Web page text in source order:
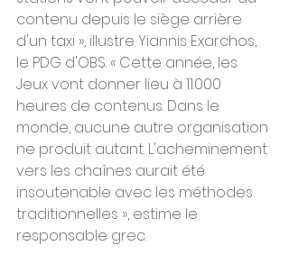
contenu depuis le siège arrière
d'un taxi », illustre Yiannis Exarchos,
le PDG d'OBS. « Cette année, les
Jeux vont donner lieu à 11.000
heures de contenus. Dans le
monde, aucune autre organisation
ne produit autant. L'acheminement
vers les chaînes aurait été
insoutenable avec les méthodes
traditionnelles », estime le
responsable grec.